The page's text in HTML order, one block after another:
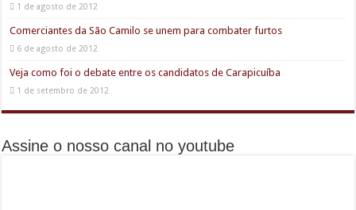
1 de agosto de 2012
Comerciantes da São Camilo se unem para combater furtos
6 de agosto de 2012
Veja como foi o debate entre os candidatos de Carapicuíba
1 de setembro de 2012
Assine o nosso canal no youtube